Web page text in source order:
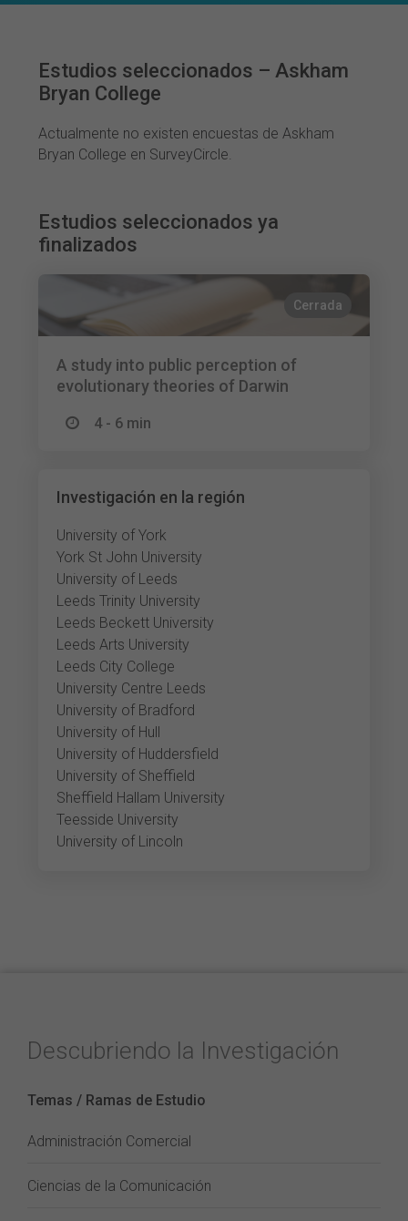
Estudios seleccionados – Askham
Bryan College
Actualmente no existen encuestas de Askham
Bryan College en SurveyCircle.
Estudios seleccionados ya
finalizados
Cerrada
A study into public perception of
evolutionary theories of Darwin
4 - 6 min
Investigación en la región
University of York
York St John University
University of Leeds
Leeds Trinity University
Leeds Beckett University
Leeds Arts University
Leeds City College
University Centre Leeds
University of Bradford
University of Hull
University of Huddersfield
University of Sheffield
Sheffield Hallam University
Teesside University
University of Lincoln
Descubriendo la Investigación
Temas / Ramas de Estudio
Administración Comercial
Ciencias de la Comunicación